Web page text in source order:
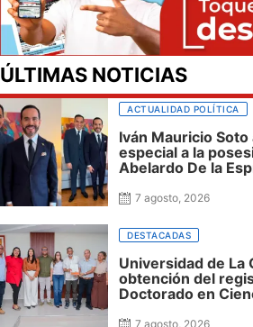
ÚLTIMAS NOTICIAS
ACTUALIDAD POLÍTICA
Iván Mauricio
especial a la
Abelardo De la
7 agosto, 2026
DESTACADAS
Universidad de La
obtención del
Doctorado en
7 agosto, 2026